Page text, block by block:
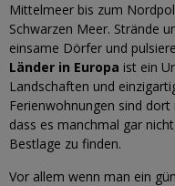
Mittelmeer bis zum
Schwarzen Meer. Strände
einsame Dörfer und
Länder in Europa ist ein
Landschaften und
Ferienwohnungen sind
dass es manchmal gar
Bestlage zu finden.
Vor allem wenn man ein